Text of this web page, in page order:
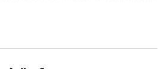
unser Hotel zur idealen Basis